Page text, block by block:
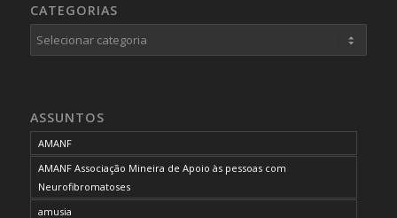
CATEGORIAS
Categorias
ASSUNTOS
AMANF
AMANF Associação Mineira de Apoio às pessoas com
Neurofibromatoses
amusia